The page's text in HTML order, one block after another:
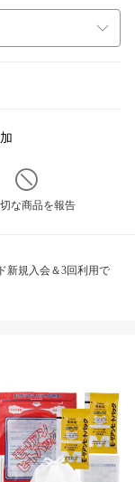
な商品を報告
新規入会＆3回利用で